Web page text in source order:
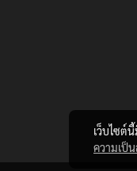
เว็บไซต์
ความเป็